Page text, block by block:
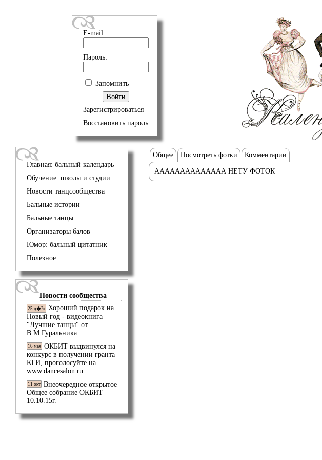
E-mail:
Пароль:
Запомнить
Зарегистрироваться
Восстановить пароль
Главная: бальный календарь
Обучение: школы и студии
Новости танцсообщества
Бальные истории
Бальные танцы
Организаторы балов
Юмор: бальный цитатник
Полезное
Новости сообщества
25 д�?к Хороший подарок на
Новый год - видеокнига
"Лучшие танцы" от
В.М.Гуральника
16 мая ОКБИТ выдвинулся на
конкурс в получении гранта
КГИ, проголосуйте на
www.dancesalon.ru
11 окт Внеочередное открытое
Общее собрание ОКБИТ
10.10.15г.
Общее Посмотреть фотки Комментарии
АААААААААААААА НЕТУ ФОТОК